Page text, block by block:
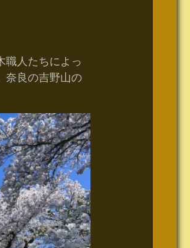
職人たちによっ
奈良の吉野山の